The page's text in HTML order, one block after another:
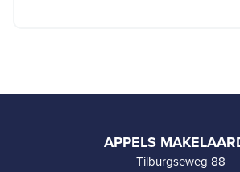
APPELS
Tilburgseweg 88